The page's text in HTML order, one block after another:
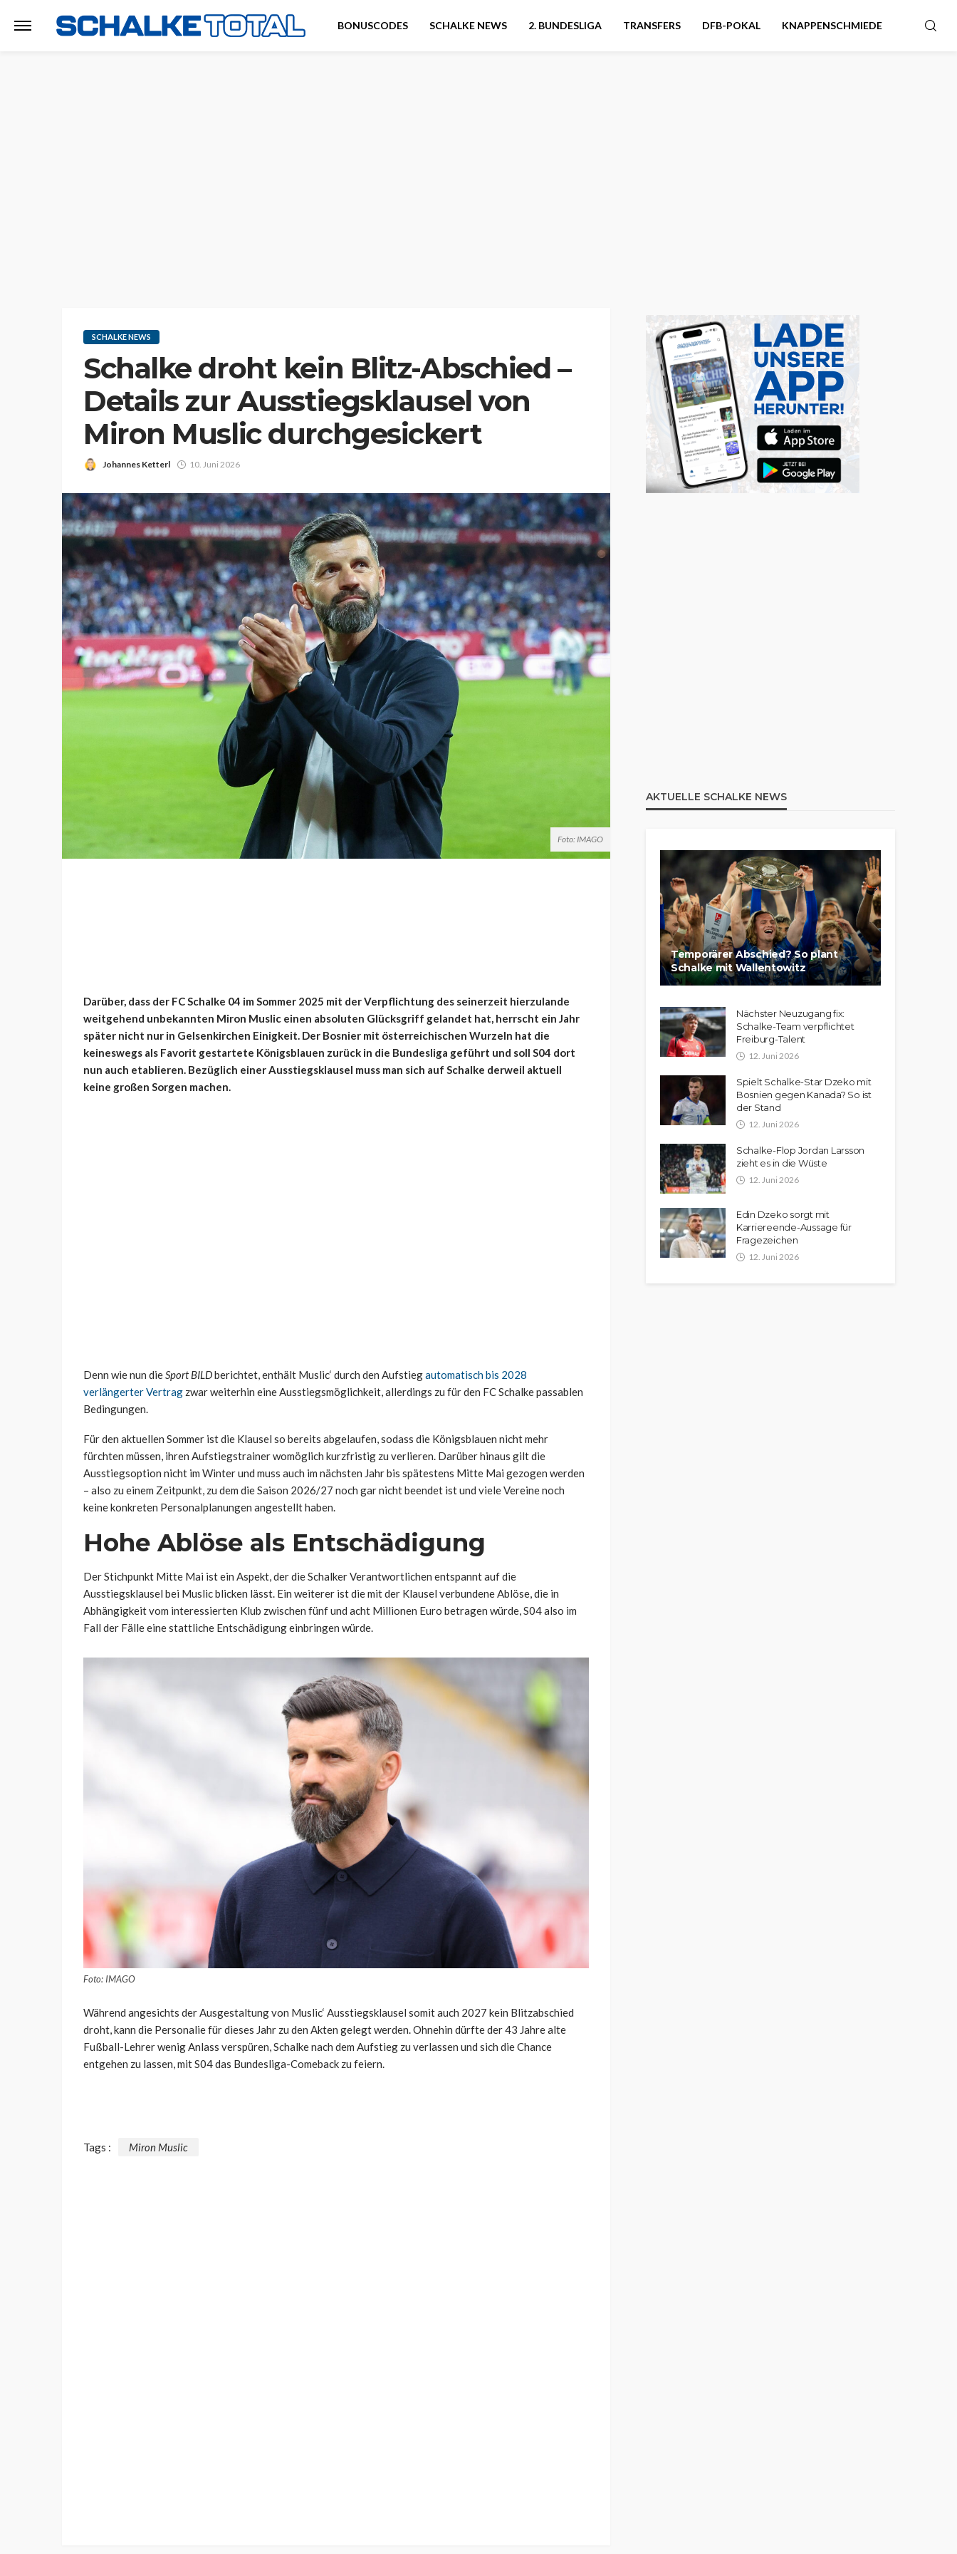
BONUSCODES SCHALKE NEWS 2. BUNDESLIGA TRANSFERS DFB-POKAL KNAPPENSCHMIEDE
SCHALKE NEWS
Schalke droht kein Blitz-Abschied –
Details zur Ausstiegsklausel von
Miron Muslic durchgesickert
Johannes Ketterl 10. Juni 2026
Foto: IMAGO
Darüber, dass der FC Schalke 04 im Sommer 2025 mit der Verpflichtung des seinerzeit hierzulande
weitgehend unbekannten Miron Muslic einen absoluten Glücksgriff gelandet hat, herrscht ein Jahr
später nicht nur in Gelsenkirchen Einigkeit. Der Bosnier mit österreichischen Wurzeln hat die
keineswegs als Favorit gestartete Königsblauen zurück in die Bundesliga geführt und soll S04 dort
nun auch etablieren. Bezüglich einer Ausstiegsklausel muss man sich auf Schalke derweil aktuell
keine großen Sorgen machen.
Denn wie nun dieSport BILDberichtet, enthält Muslic‘ durch den Aufstiegautomatisch bis 2028
verlängerter Vertrag zwar weiterhin eine Ausstiegsmöglichkeit, allerdings zu für den FC Schalke passablen
Bedingungen.
Für den aktuellen Sommer ist die Klausel so bereits abgelaufen, sodass die Königsblauen nicht mehr
fürchten müssen, ihren Aufstiegstrainer womöglich kurzfristig zu verlieren. Darüber hinaus gilt die
Ausstiegsoption nicht im Winter und muss auch im nächsten Jahr bis spätestens Mitte Mai gezogen werden
– also zu einem Zeitpunkt, zu dem die Saison 2026/27 noch gar nicht beendet ist und viele Vereine noch
keine konkreten Personalplanungen angestellt haben.
Hohe Ablöse als Entschädigung
Der Stichpunkt Mitte Mai ist ein Aspekt, der die Schalker Verantwortlichen entspannt auf die
Ausstiegsklausel bei Muslic blicken lässt. Ein weiterer ist die mit der Klausel verbundene Ablöse, die in
Abhängigkeit vom interessierten Klub zwischen fünf und acht Millionen Euro betragen würde, S04 also im
Fall der Fälle eine stattliche Entschädigung einbringen würde.
Foto: IMAGO
Während angesichts der Ausgestaltung von Muslic‘ Ausstiegsklausel somit auch 2027 kein Blitzabschied
droht, kann die Personalie für dieses Jahr zu den Akten gelegt werden. Ohnehin dürfte der 43 Jahre alte
Fußball-Lehrer wenig Anlass verspüren, Schalke nach dem Aufstieg zu verlassen und sich die Chance
entgehen zu lassen, mit S04 das Bundesliga-Comeback zu feiern.
Tags : Miron Muslic
AKTUELLE SCHALKE NEWS
Temporärer Abschied? So plant
Schalke mit Wallentowitz
Nächster Neuzugang fix:
Schalke-Team verpflichtet
Freiburg-Talent
12. Juni 2026
Spielt Schalke-Star Dzeko mit
Bosnien gegen Kanada? So ist
der Stand
12. Juni 2026
Schalke-Flop Jordan Larsson
zieht es in die Wüste
12. Juni 2026
Edin Dzeko sorgt mit
Karriereende-Aussage für
Fragezeichen
12. Juni 2026